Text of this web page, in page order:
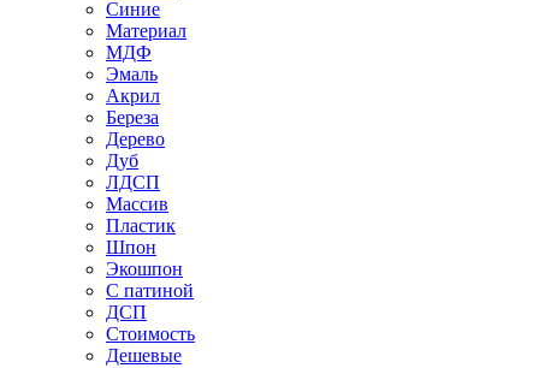
Синие
Материал
МДФ
Эмаль
Акрил
Береза
Дерево
Дуб
ЛДСП
Массив
Пластик
Шпон
Экошпон
С патиной
ДСП
Стоимость
Дешевые